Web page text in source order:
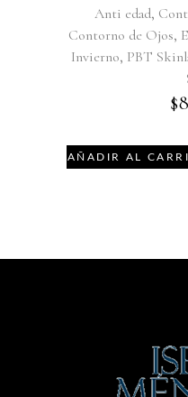
Anti edad,
Contorno de Ojos,
Invierno, PBT
$
AÑADIR AL